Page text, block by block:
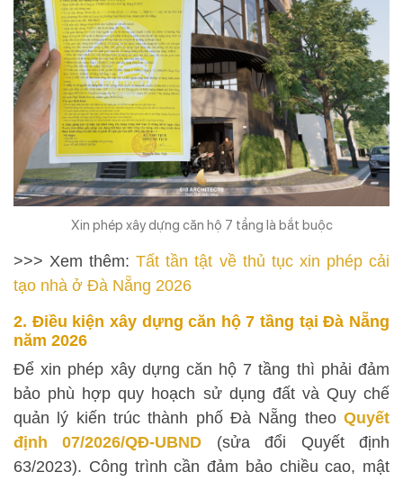
Xin phép xây dựng căn hộ 7 tầng là bắt buộc
>>> Xem thêm:Tất tần tật về thủ tục xin phép cải
tạo nhà ở Đà Nẵng 2026
2. Điều kiện xây dựng căn hộ 7 tầng tại Đà Nẵng
năm 2026
Để xin phép xây dựng căn hộ 7 tầng thì phải đảm
bảo phù hợp quy hoạch sử dụng đất và Quy chế
quản lý kiến trúc thành phố Đà Nẵng theo Quyết
định 07/2026/QĐ-UBND (sửa đổi Quyết định
63/2023). Công trình cần đảm bảo chiều cao, mật